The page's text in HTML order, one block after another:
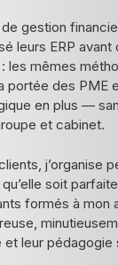
gestion
leurs ERP
les mêmes
portée des PME
en plus —
et cabinet.
j’organise
soit
formés à mon
leur pédagogie